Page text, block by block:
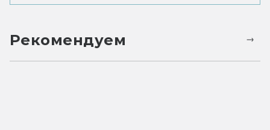
Рекомендуем